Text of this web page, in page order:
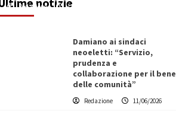
Redazione 11/06/2026
Damiano ai sindaci
neoeletti: “Servizio,
prudenza e
collaborazione per il bene
delle comunità”
Redazione 11/06/2026